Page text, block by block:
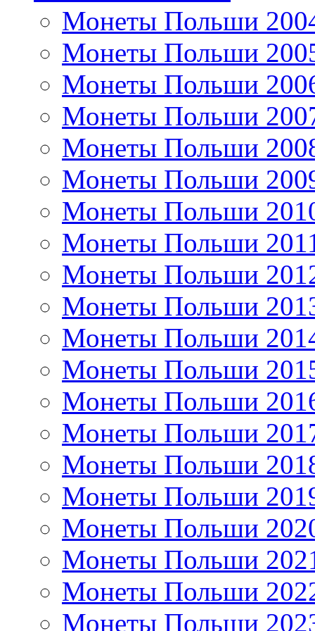
Монеты Польши
Монеты Польши
Монеты Польши
Монеты Польши
Монеты Польши
Монеты Польши
Монеты Польши
Монеты Польши
Монеты Польши
Монеты Польши
Монеты Польши
Монеты Польши
Монеты Польши
Монеты Польши
Монеты Польши
Монеты Польши
Монеты Польши
Монеты Польши
Монеты Польши
Монеты Польши